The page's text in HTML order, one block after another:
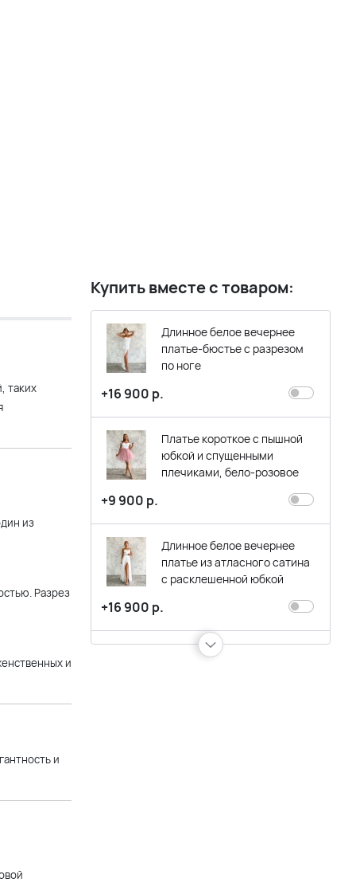
Купить вместе с товаром:
Длинное белое вечернее
платье-бюстье с разрезом
по ноге
+16 900 р.
Платье короткое с пышной
юбкой и спущенными
плечиками, бело-розовое
+9 900 р.
Длинное белое вечернее
платье из атласного сатина
с расклешенной юбкой
+16 900 р.
Белое вечернее платье миди
таких
из
Разрез
и
и